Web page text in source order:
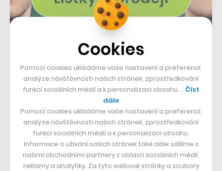
Právě Azure a GitHub může Microsoft nyní více
propojit. V souvislosti s akvizicí se zároveň mění i
vedení GitHubu. Novým CEO platformy se totiž stává
zakladatel vývojářského nástroje Xamarin: Nat
Friedman (rovněž vlastněno Microsoftem), zakladatel a
teď už bývalý CEO GitHubu Chris Wanstrath se naopak
přesune do Microsoftu, kde bude mít na starost
technické záležitosti.
Cookies
Pomocí cookies ukládáme vaše nastavení a preferencí,
analýze návštěvnosti našich stránek, zprostředkování
funkcí sociálních médií a k personalizaci obsahu … Číst
dále
Pomocí cookies ukládáme vaše nastavení a preferencí,
analýze návštěvnosti našich stránek, zprostředkování
funkcí sociálních médií a k personalizaci obsahu.
Informace o užívání našich stránek také dále sdílíme s
našimi obchodními partnery z oblasti sociálních médií,
reklamy a analytiky. Za tyto webové stránky a soubory